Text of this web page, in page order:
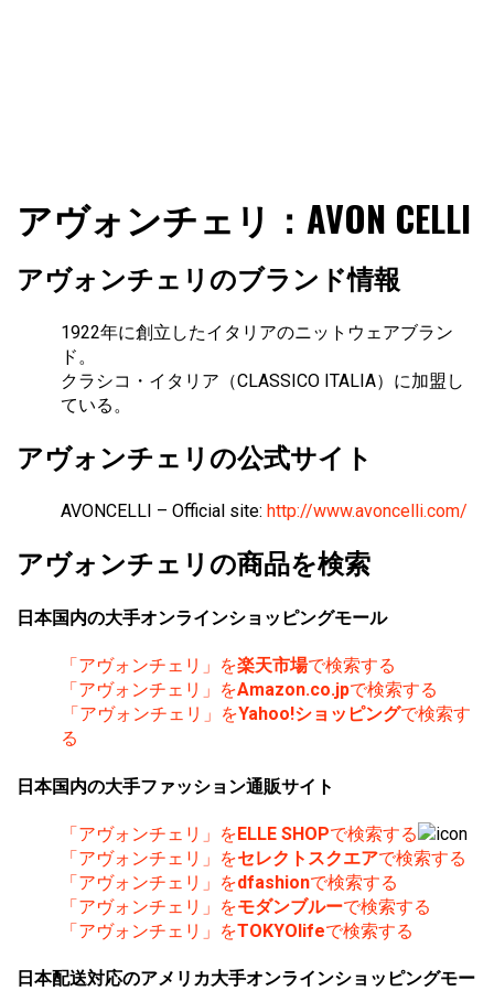
ファショコン通信
ッションとモードを分析するファッション情報サイトです
アヴォンチェリ：AVON CELLI
アヴォンチェリのブランド情報
1922年に創立したイタリアのニットウェアブラン
ド。
クラシコ・イタリア（CLASSICO ITALIA）に加盟し
ている。
アヴォンチェリの公式サイト
AVONCELLI – Official site: http://www.avoncelli.com/
アヴォンチェリの商品を検索
日本国内の大手オンラインショッピングモール
「アヴォンチェリ」を楽天市場で検索する
「アヴォンチェリ」をAmazon.co.jpで検索する
「アヴォンチェリ」をYahoo!ショッピングで検索す
る
日本国内の大手ファッション通販サイト
「アヴォンチェリ」をELLE SHOPで検索する
「アヴォンチェリ」をセレクトスクエアで検索する
「アヴォンチェリ」をdfashionで検索する
「アヴォンチェリ」をモダンブルーで検索する
「アヴォンチェリ」をTOKYOlifeで検索する
日本配送対応のアメリカ大手オンラインショッピングモー